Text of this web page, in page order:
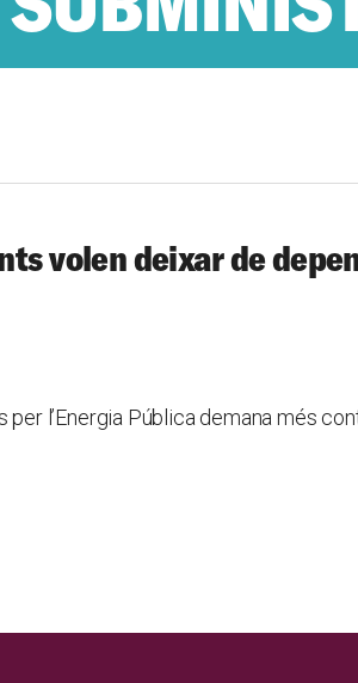
volen deixar de
per l’Energia Pública demana més